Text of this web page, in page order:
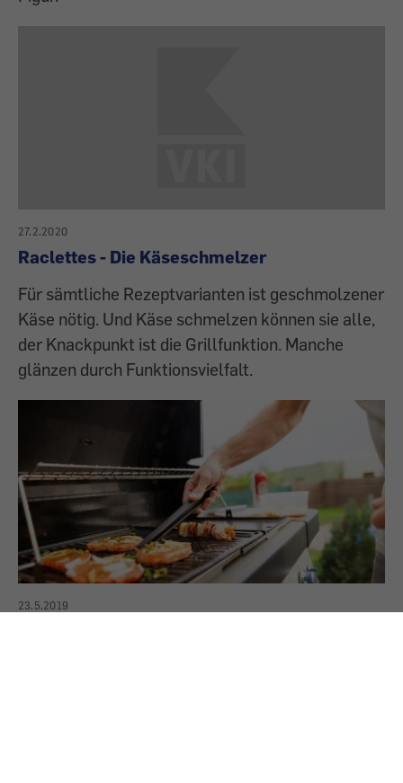
27.2.2020
Raclettes - Die Käseschmelzer
Für sämtliche Rezeptvarianten ist geschmolzener
Käse nötig. Und Käse schmelzen können sie alle,
der Knackpunkt ist die Grillfunktion. Manche
glänzen durch Funktionsvielfalt.
23.5.2019